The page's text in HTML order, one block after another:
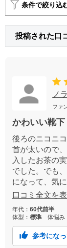
条件で絞り込
投稿された口
ノ
ファ
かわいい靴下
後ろのニコニ
首が太いので
入したお茶の
でした。でも
になって、気
入しました。
口コミ全文を
年代： 60代前半
体型： 標準 体悩み
参考にな